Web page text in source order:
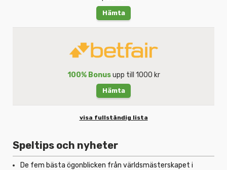
Hämta
100% Bonusupp till 1000 kr
Hämta
visa fullständig lista
Speltips och nyheter
De fem bästa ögonblicken från världsmästerskapet i